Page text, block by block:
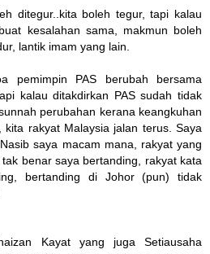
ditegur..kita boleh tegur, tapi kalau
kesalahan sama, makmun boleh
lantik imam yang lain.
pemimpin PAS berubah bersama
kalau ditakdirkan PAS sudah tidak
perubahan kerana keangkuhan
kita rakyat Malaysia jalan terus. Saya
saya macam mana, rakyat yang
benar saya bertanding, rakyat kata
bertanding di Johor (pun) tidak
Kayat yang juga Setiausaha